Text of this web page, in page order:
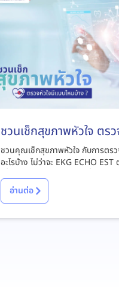
ชวนเช็กสุขภาพหัวใจ ตร
ไหนบ้าง ?
ชวนคุณเช็กสุขภาพหัวใจ กับการตรว
อะไรบ้าง ไม่ว่าจะ EKG ECHO
อ่านต่อ